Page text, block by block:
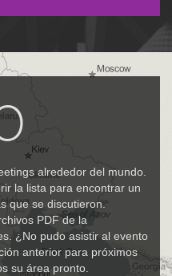
alrededor del mundo.
la lista para encontrar un
que se discutieron.
PDF de la
¿No pudo asistir al evento
anterior para próximos
su área pronto.